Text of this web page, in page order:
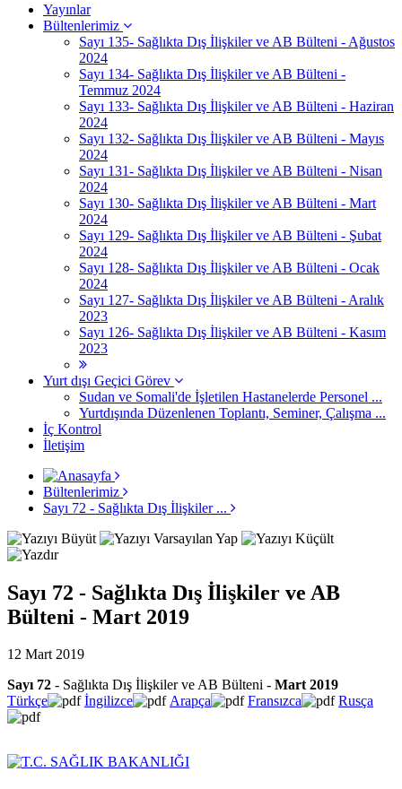
Yayınlar
Bültenlerimiz
Sayı 135- Sağlıkta Dış İlişkiler ve AB Bülteni - Ağustos
2024
Sayı 134- Sağlıkta Dış İlişkiler ve AB Bülteni -
Temmuz 2024
Sayı 133- Sağlıkta Dış İlişkiler ve AB Bülteni - Haziran
2024
Sayı 132- Sağlıkta Dış İlişkiler ve AB Bülteni - Mayıs
2024
Sayı 131- Sağlıkta Dış İlişkiler ve AB Bülteni - Nisan
2024
Sayı 130- Sağlıkta Dış İlişkiler ve AB Bülteni - Mart
2024
Sayı 129- Sağlıkta Dış İlişkiler ve AB Bülteni - Şubat
2024
Sayı 128- Sağlıkta Dış İlişkiler ve AB Bülteni - Ocak
2024
Sayı 127- Sağlıkta Dış İlişkiler ve AB Bülteni - Aralık
2023
Sayı 126- Sağlıkta Dış İlişkiler ve AB Bülteni - Kasım
2023
Yurt dışı Geçici Görev
Sudan ve Somali'de İşletilen Hastanelerde Personel ...
Yurtdışında Düzenlenen Toplantı, Seminer, Çalışma ...
İç Kontrol
İletişim
Bültenlerimiz
Sayı 72 - Sağlıkta Dış İlişkiler ...
Sayı 72 - Sağlıkta Dış İlişkiler ve AB
Bülteni - Mart 2019
12 Mart 2019
Sayı 72 - Sağlıkta Dış İlişkiler ve AB Bülteni - Mart 2019
Türkçe
İngilizce Arapça Fransızca Rusça